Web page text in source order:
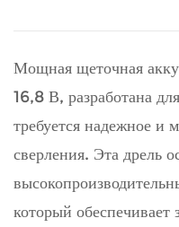
Мощная щеточная
16,8 В, разработана
требуется надежное и
сверления. Эта дрель
который